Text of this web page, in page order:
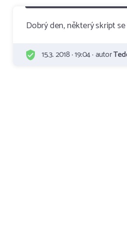
Dobrý den, některý skript
15.3. 2018 · 19:04 · autor